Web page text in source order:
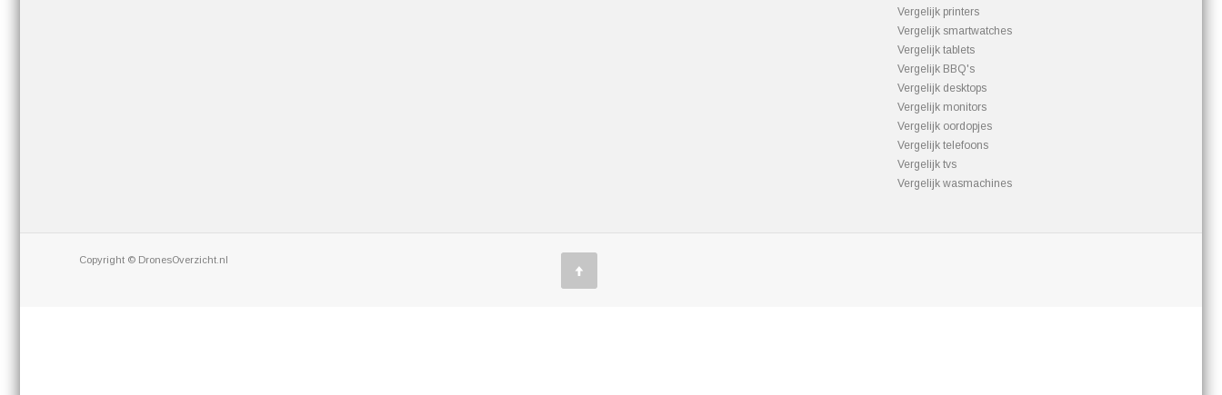
Vergelijk printers
Vergelijk smartwatches
Vergelijk tablets
Vergelijk BBQ's
Vergelijk desktops
Vergelijk monitors
Vergelijk oordopjes
Vergelijk telefoons
Vergelijk tvs
Vergelijk wasmachines
Copyright © DronesOverzicht.nl